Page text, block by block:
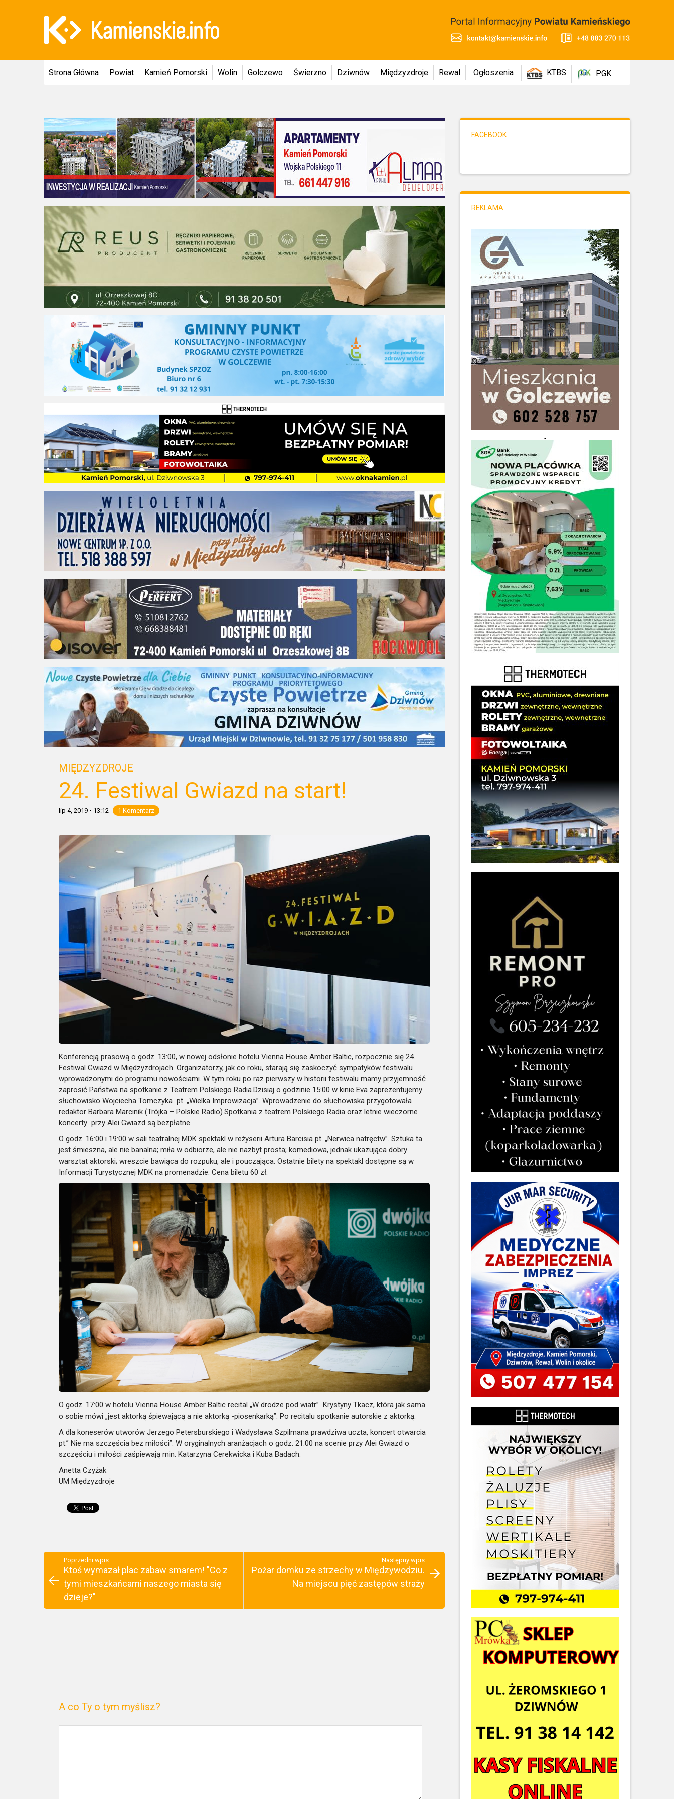
Strona Główna Powiat Kamień Pomorski Wolin Golczewo Świerzno Dziwnów Międzyzdroje Rewal Ogłoszenia KTBS PGK
MIĘDZYZDROJE
24. Festiwal Gwiazd na start!
lip 4, 2019 • 13:12 1 Komentarz
Konferencją prasową o godz. 13:00, w nowej odsłonie hotelu Vienna House Amber Baltic, rozpocznie się 24.
Festiwal Gwiazd w Międzyzdrojach. Organizatorzy, jak co roku, starają się zaskoczyć sympatyków festiwalu
wprowadzonymi do programu nowościami. W tym roku po raz pierwszy w historii festiwalu mamy przyjemność
zaprosić Państwa na spotkanie z Teatrem Polskiego Radia.Dzisiaj o godzinie 15:00 w kinie Eva zaprezentujemy
słuchowisko Wojciecha Tomczyka pt. „Wielka Improwizacja”. Wprowadzenie do słuchowiska przygotowała
redaktor Barbara Marcinik (Trójka – Polskie Radio).Spotkania z teatrem Polskiego Radia oraz letnie wieczorne
koncerty przy Alei Gwiazd są bezpłatne.
O godz. 16:00 i 19:00 w sali teatralnej MDK spektakl w reżyserii Artura Barcisia pt. „Nerwica natręctw”. Sztuka ta
jest śmieszna, ale nie banalna; miła w odbiorze, ale nie nazbyt prosta; komediowa, jednak ukazująca dobry
warsztat aktorski; wreszcie bawiąca do rozpuku, ale i pouczająca. Ostatnie bilety na spektakl dostępne są w
Informacji Turystycznej MDK na promenadzie. Cena biletu 60 zł.
O godz. 17:00 w hotelu Vienna House Amber Baltic recital „W drodze pod wiatr” Krystyny Tkacz, która jak sama
o sobie mówi „jest aktorką śpiewającą a nie aktorką -piosenkarką”. Po recitalu spotkanie autorskie z aktorką.
A dla koneserów utworów Jerzego Petersburskiego i Wadysława Szpilmana prawdziwa uczta, koncert otwarcia
pt.” Nie ma szczęścia bez miłości”. W oryginalnych aranżacjach o godz. 21:00 na scenie przy Alei Gwiazd o
szczęściu i miłości zaśpiewają min. Katarzyna Cerekwicka i Kuba Badach.
Anetta Czyżak
UM Międzyzdroje
Poprzedni wpis
Ktoś wymazał plac zabaw smarem! "Co z
tymi mieszkańcami naszego miasta się
dzieje?"
Następny wpis
Pożar domku ze strzechy w Międzywodziu.
Na miejscu pięć zastępów straży
A co Ty o tym myślisz?
FACEBOOK
REKLAMA